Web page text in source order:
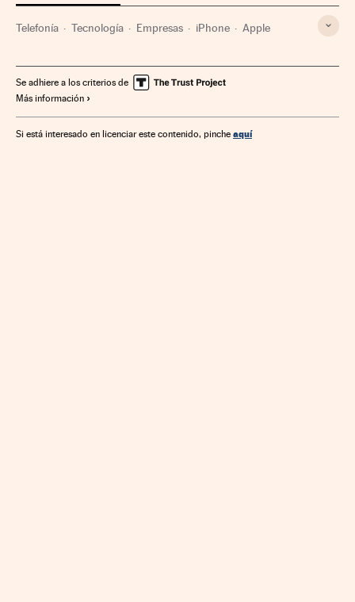
Telefonía Tecnología Empresas iPhone Apple
Se adhiere a los criterios de
Más información
Si está interesado en licenciar este contenido, pinche aquí